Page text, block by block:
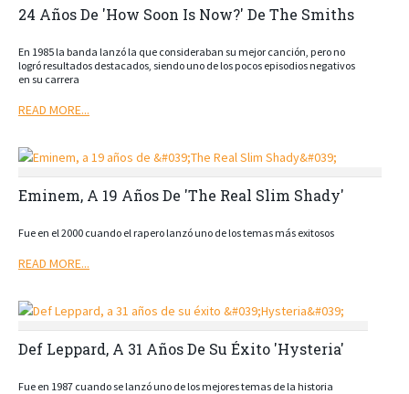
24 Años De 'How Soon Is Now?' De The Smiths
En 1985 la banda lanzó la que consideraban su mejor canción, pero no
logró resultados destacados, siendo uno de los pocos episodios negativos
en su carrera
READ MORE...
Eminem, A 19 Años De 'The Real Slim Shady'
Fue en el 2000 cuando el rapero lanzó uno de los temas más exitosos
READ MORE...
Def Leppard, A 31 Años De Su Éxito 'Hysteria'
Fue en 1987 cuando se lanzó uno de los mejores temas de la historia